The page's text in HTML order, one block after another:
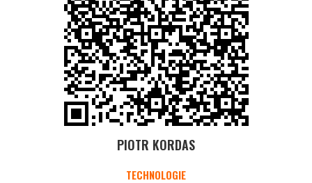
PIOTR KORDAS
TECHNOLOGIE